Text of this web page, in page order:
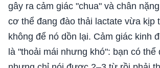
gây ra cảm giác "chua" và chân
cơ thể đang đào thải lactate vừa kịp
không để nó dồn lại. Cảm giác kinh
là "thoải mái nhưng khó": bạn có thể